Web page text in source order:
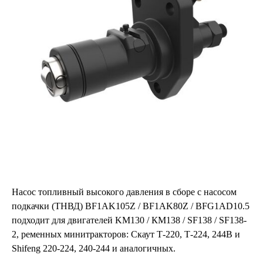
Насос топливный высокого давления в сборе с насосом
подкачки (ТНВД) BF1AK105Z / BF1AK80Z / BFG1AD10.5
подходит для двигателей KM130 / КМ138 / SF138 / SF138-
2, ременных минитракторов: Скаут Т-220, Т-224, 244В и
Shifeng 220-224, 240-244 и аналогичных.